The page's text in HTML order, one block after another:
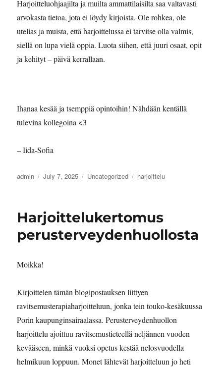
Harjoitteluohjaajilta ja muilta ammattilaisilta saa valtavasti
arvokasta tietoa, jota ei löydy kirjoista. Ole rohkea, ole
utelias ja muista, että harjoittelussa ei tarvitse olla valmis,
siellä on lupa vielä oppia. Luota siihen, että juuri osaat, opit
ja kehityt – päivä kerrallaan.
Ihanaa kesää ja tsemppiä opintoihin! Nähdään kentällä
tulevina kollegoina <3
– Iida-Sofia
Author
admin
Posted
July 7, 2025 Categories
Uncategorized Tags
harjoittelu
Harjoittelukertomus
perusterveydenhuollosta
Moikka!
Kirjoittelen tämän blogipostauksen liittyen
ravitsemusterapiaharjoitteluun, jonka tein touko-kesäkuussa
Porin kaupunginsairaalassa. Perusterveydenhuollon
harjoittelu ajoittuu ravitsemustieteellä neljännen vuoden
kevääseen, minkä vuoksi opetus kestää nelosvuodella
helmikuun loppuun. Monet lähtevät harjoitteluun jo heti